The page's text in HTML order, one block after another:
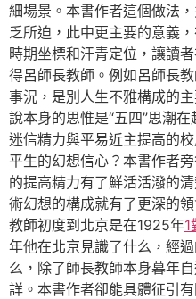
細場景。本書作者這個做法
乏所迫，此中更主要的意義
時期坐標和汗青定位，讓讀
得呂師長教師。例如呂師長
事況，是別人生不雅構成的
說本身的思惟是“五四”思潮
迷信精力與平易近主提高的
平生的幻想信心？本書作者
的提高精力有了鮮活活潑的
術幻想的構成就有了更深的
教師初度到北京是在1925年1
年他在北京見識了什么，經
么，除了師長教師本身暮年
詳。本書作者卻能具體征引